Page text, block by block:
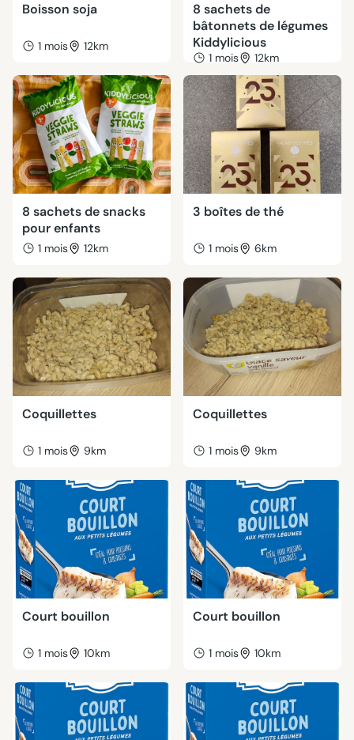
Boisson soja
1 mois 12km
8 sachets de
bâtonnets de légumes
Kiddylicious
1 mois 12km
8 sachets de snacks
pour enfants
1 mois 12km
3 boîtes de thé
1 mois 6km
Coquillettes
1 mois 9km
Coquillettes
1 mois 9km
Court bouillon
1 mois 10km
Court bouillon
1 mois 10km